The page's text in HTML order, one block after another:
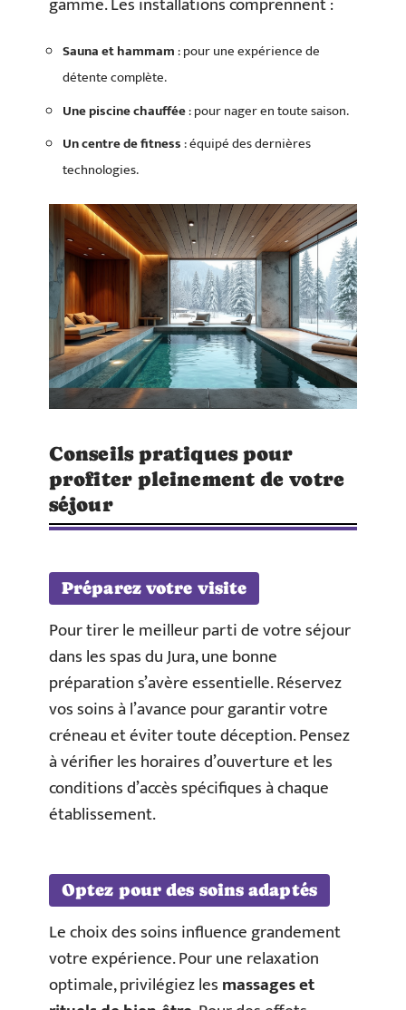
Sauna et hammam: pour une expérience de
détente complète.
Une piscine chauffée: pour nager en toute saison.
Un centre de fitness: équipé des dernières
technologies.
Conseils pratiques pour
profiter pleinement de votre
séjour
Préparez votre visite
Pour tirer le meilleur parti de votre séjour
dans les spas du Jura, une bonne
préparation s’avère essentielle. Réservez
vos soins à l’avance pour garantir votre
créneau et éviter toute déception. Pensez
à vérifier les horaires d’ouverture et les
conditions d’accès spécifiques à chaque
établissement.
Optez pour des soins adaptés
Le choix des soins influence grandement
votre expérience. Pour une relaxation
optimale, privilégiez lesmassages et